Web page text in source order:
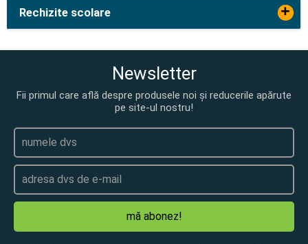
Rechizite scolare +
Newsletter
Fii primul care află despre produsele noi și reducerile apărute
pe site-ul nostru!
mă abonez!